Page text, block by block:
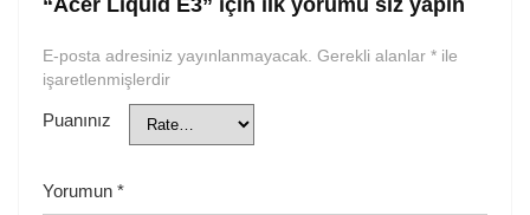
“Acer Liquid E3” için ilk yorumu siz yapın
E-posta adresiniz yayınlanmayacak. Gerekli alanlar * ile
işaretlenmişlerdir
Puanınız
Yorumun *